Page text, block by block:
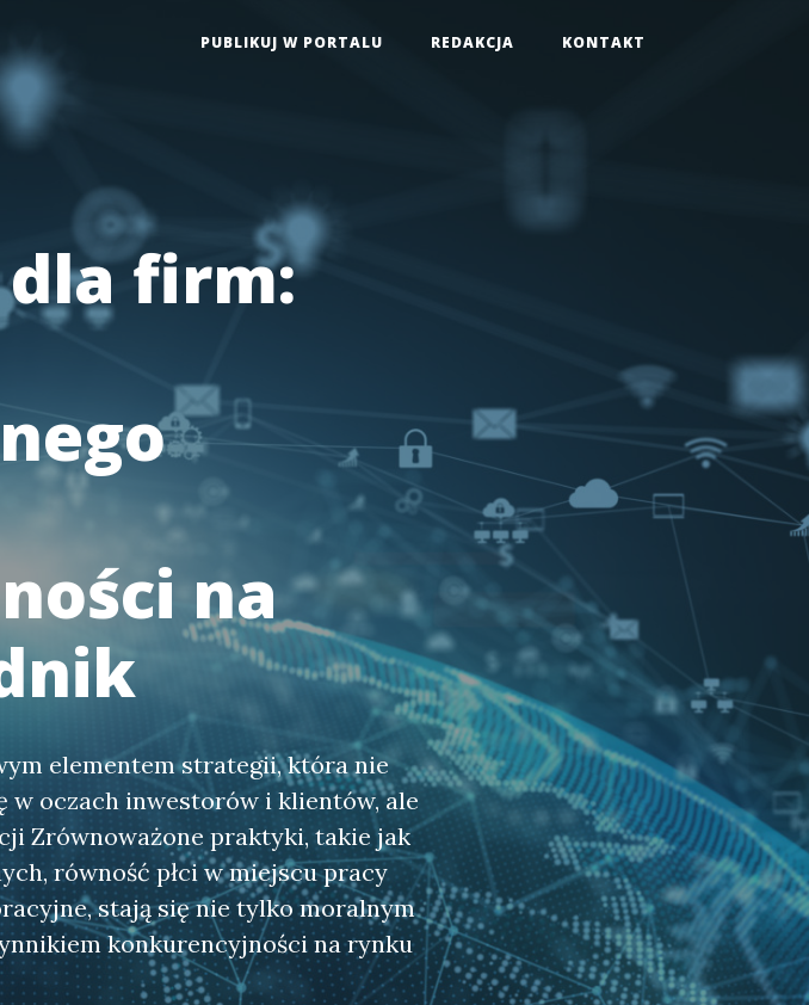
PUBLIKUJ W PORTALU REDAKCJA KONTAKT
dla firm:
na
elementem strategii, która nie
w oczach inwestorów i klientów, ale
Zrównoważone praktyki, takie jak
równość płci w miejscu pracy
stają się nie tylko moralnym
konkurencyjności na rynku